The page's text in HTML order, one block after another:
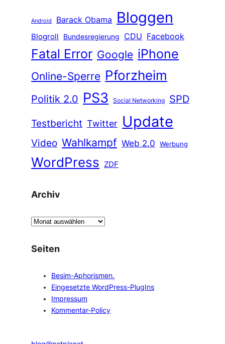
Android Barack Obama Bloggen
Blogroll Bundesregierung CDU Facebook
Fatal Error Google iPhone
Online-Sperre Pforzheim
Politik 2.0 PS3 Social Networking
SPD
Testbericht Twitter Update
Video Wahlkampf Web 2.0 Werbung
WordPress ZDF
Archiv
A
c
Seiten
Besim-Aphorismen.
Eingesetzte WordPress-PlugIns
Impressum
Kommentar-Policy